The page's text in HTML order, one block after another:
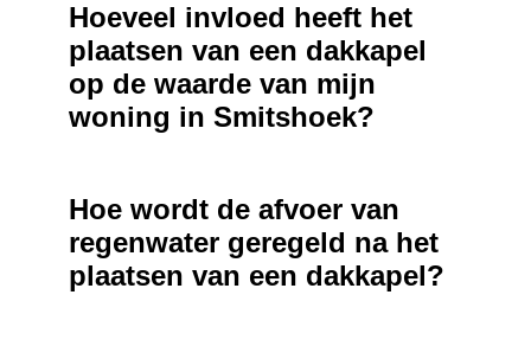
Hoeveel invloed heeft het
plaatsen van een dakkapel
op de waarde van mijn
woning in Smitshoek?
Hoe wordt de afvoer van
regenwater geregeld na het
plaatsen van een dakkapel?